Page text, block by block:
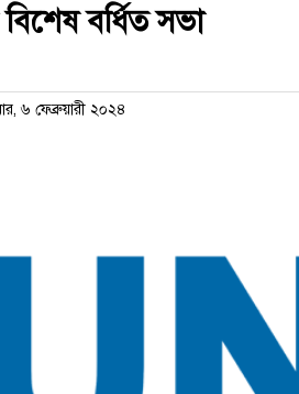
বর্ধিত সভা
৬ ফেব্রুয়ারী ২০২৪